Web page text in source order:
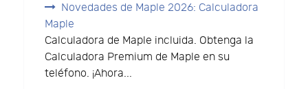
Novedades de Maple 2026: Calculadora
Maple
Calculadora de Maple incluida. Obtenga la
Calculadora Premium de Maple en su
teléfono. ¡Ahora...